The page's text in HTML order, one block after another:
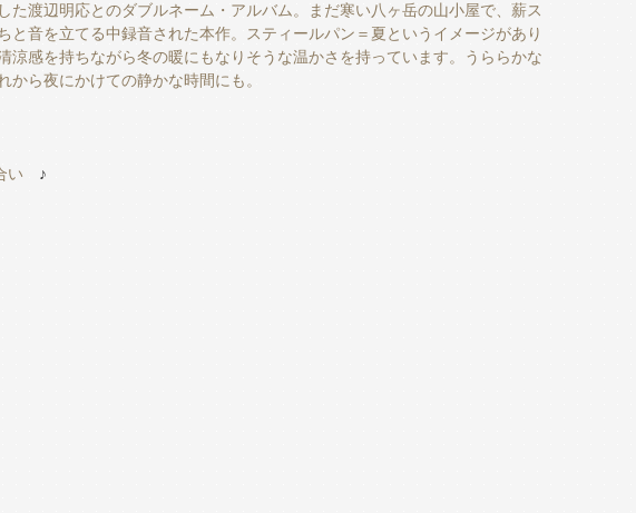
た渡辺明応とのダブルネーム・アルバム。まだ寒い八ヶ岳の山小屋で、薪ス
と音を立てる中録音された本作。スティールパン＝夏というイメージがあり
涼感を持ちながら冬の暖にもなりそうな温かさを持っています。うららかな
から夜にかけての静かな時間にも。
い ♪